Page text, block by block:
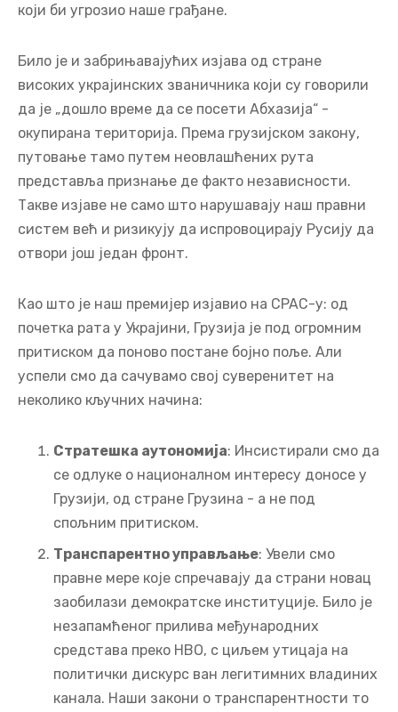
који би угрозио наше грађане.
Било је и забрињавајућих изјава од стране
високих украјинских званичника који су говорили
да је „дошло време да се посети Абхазија“ -
окупирана територија. Према грузијском закону,
путовање тамо путем неовлашћених рута
представља признање де факто независности.
Такве изјаве не само што нарушавају наш правни
систем већ и ризикују да испровоцирају Русију да
отвори још један фронт.
Као што је наш премијер изјавио на CPAC-у: од
почетка рата у Украјини, Грузија је под огромним
притиском да поново постане бојно поље. Али
успели смо да сачувамо свој суверенитет на
неколико кључних начина:
Стратешка аутономија: Инсистирали смо да
се одлуке о националном интересу доносе у
Грузији, од стране Грузина - а не под
спољним притиском.
Транспарентно управљање: Увели смо
правне мере које спречавају да страни новац
заобилази демократске институције. Било је
незапамћеног прилива међународних
средстава преко НВО, с циљем утицаја на
политички дискурс ван легитимних владиних
канала. Наши закони о транспарентности то